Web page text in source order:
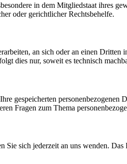
in dem Mitgliedstaat ihres
oder gerichtlicher Rechtsbehelfe.
an sich oder an einen Dritten
dies nur, soweit es technisch
gespeicherten personenbezogenen
Fragen zum Thema
sich jederzeit an uns wenden.